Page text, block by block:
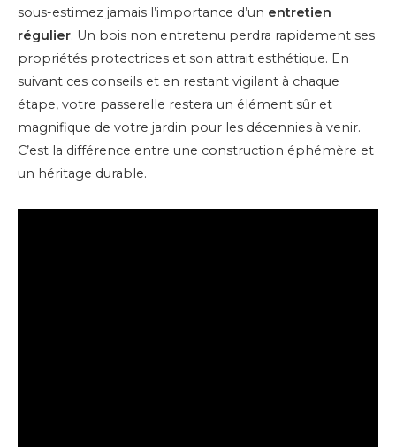
sous-estimez jamais l’importance d’un entretien
régulier. Un bois non entretenu perdra rapidement ses
propriétés protectrices et son attrait esthétique. En
suivant ces conseils et en restant vigilant à chaque
étape, votre passerelle restera un élément sûr et
magnifique de votre jardin pour les décennies à venir.
C’est la différence entre une construction éphémère et
un héritage durable.